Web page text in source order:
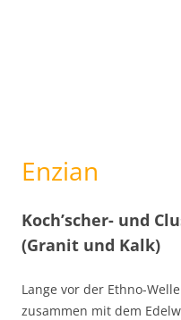
Enzian
Koch’scher- und
(Granit und Kalk)
Lange vor der Ethno-
zusammen mit dem